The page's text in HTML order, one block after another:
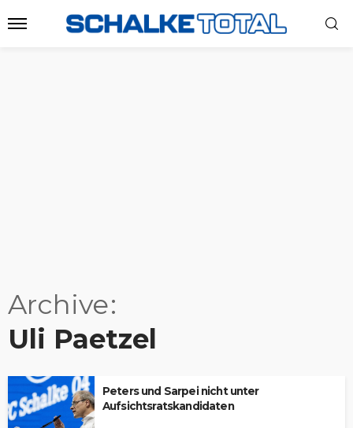
Archive
Uli Paetzel
Peters und Sarpei nicht unter
Aufsichtsratskandidaten